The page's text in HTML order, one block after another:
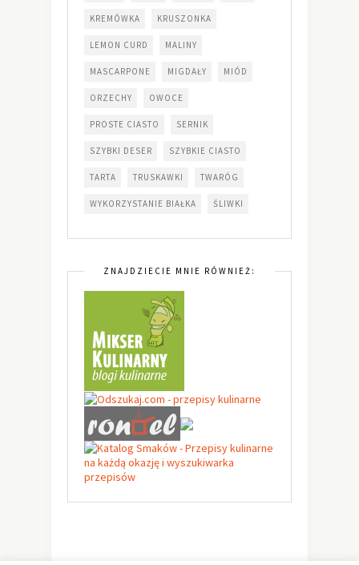
KREMÓWKA KRUSZONKA
LEMON CURD MALINY
MASCARPONE MIGDAŁY MIÓD
ORZECHY OWOCE
PROSTE CIASTO SERNIK
SZYBKI DESER SZYBKIE CIASTO
TARTA TRUSKAWKI TWARÓG
WYKORZYSTANIE BIAŁKA ŚLIWKI
ZNAJDZIECIE MNIE RÓWNIEŻ: